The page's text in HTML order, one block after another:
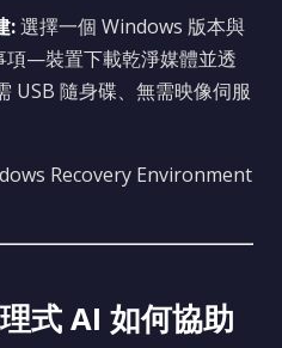
:選擇一個 Windows 版本與
—裝置下載乾淨媒體並透
USB 隨身碟、無需映像伺服
Recovery Environment
式 AI 如何協助